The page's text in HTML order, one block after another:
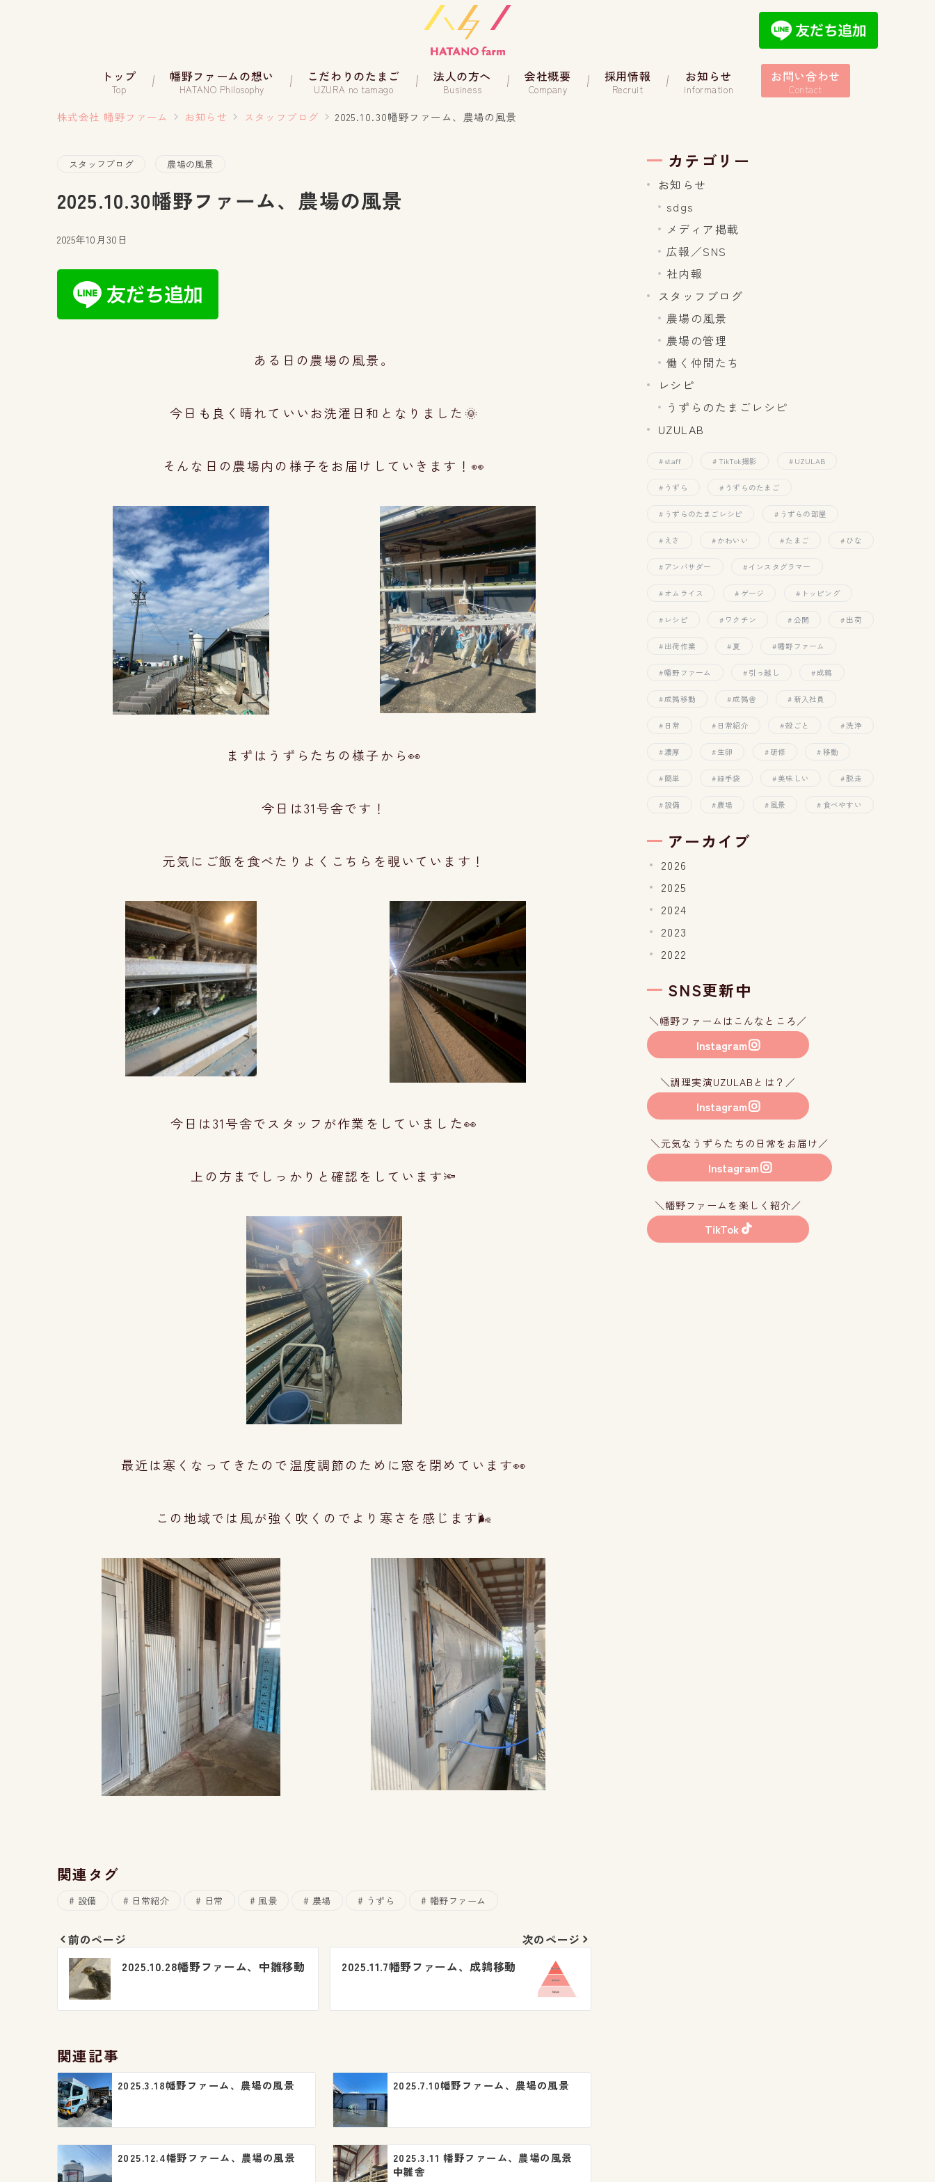
トップ
Top
幡野ファームの想い
HATANO Philosophy
こだわりのたまご
UZURA no tamago
法人の方へ
Business
会社概要
Company
採用情報
Recruit
お知らせ
information
お問い合わせ
Contact
株式会社 幡野ファーム お知らせ スタッフブログ 2025.10.30幡野ファーム、農場の風景
スタッフブログ 農場の風景
2025.10.30幡野ファーム、農場の風景
2025年10月30日
ある日の農場の風景。
今日も良く晴れていいお洗濯日和となりました🌞
そんな日の農場内の様子をお届けしていきます！👀
まずはうずらたちの様子から👀
今日は31号舎です！
元気にご飯を食べたりよくこちらを覗いています！
今日は31号舎でスタッフが作業をしていました👀
上の方までしっかりと確認をしています🔦
最近は寒くなってきたので温度調節のために窓を閉めています👀
この地域では風が強く吹くのでより寒さを感じます🌬
関連タグ
設備 日常紹介 日常 風景 農場 うずら 幡野ファーム
投
稿
ナ
ゲ
ー
シ
ョ
ン
前のページ
2025.10.28幡野ファーム、中雛移動
次のページ
2025.11.7幡野ファーム、成鶉移動
関連記事
2025.3.18幡野ファーム、農場の風景 2025.7.10幡野ファーム、農場の風景
2025.12.4幡野ファーム、農場の風景
2025.3.11 幡野ファーム、農場の風景
中雛舎
カテゴリー
お知らせ
sdgs
メディア掲載
広報／SNS
社内報
スタッフブログ
農場の風景
農場の管理
働く仲間たち
レシピ
うずらのたまごレシピ
UZULAB
staff TikTok撮影 UZULAB
うずら うずらのたまご
うずらのたまごレシピ うずらの部屋
えさ かわいい たまご ひな
アンバサダー インスタグラマー
オムライス ゲージ トッピング
レシピ ワクチン 公開 出荷
出荷作業 夏 幡野ファーム
幡野ファーム 引っ越し 成鶉
成鶉移動 成鶉舎 新入社員
日常 日常紹介 殻ごと 洗浄
濃厚 生卵 研修 移動
簡単 緑手袋 美味しい 脱走
設備 農場 風景 食べやすい
アーカイブ
2026
2025
2024
2023
2022
SNS更新中
＼幡野ファームはこんなところ／
Instagram
＼調理実演UZULABとは？／
Instagram
＼元気なうずらたちの日常をお届け／
Instagram
＼幡野ファームを楽しく紹介／
TikTok